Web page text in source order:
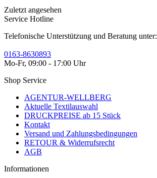
Zuletzt angesehen
Service Hotline
Telefonische Unterstützung und Beratung unter:
0163-8630893
Mo-Fr, 09:00 - 17:00 Uhr
Shop Service
AGENTUR-WELLBERG
Aktuelle Textilauswahl
DRUCKPREISE ab 15 Stück
Kontakt
Versand und Zahlungsbedingungen
RETOUR & Widerrufsrecht
AGB
Informationen